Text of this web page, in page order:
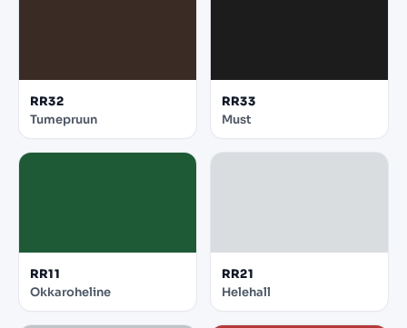
RR32
Tumepruun
RR33
Must
RR11
Okkaroheline
RR21
Helehall